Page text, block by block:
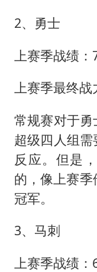
2、勇士
上赛季战绩：
上赛季最终战
常规赛对于
超级四人组
反应。但是
的，像上赛
冠军。
3、马刺
上赛季战绩